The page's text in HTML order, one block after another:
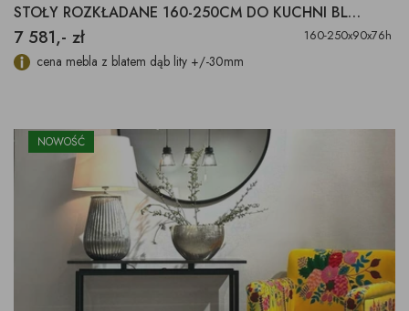
STOŁY ROZKŁADANE 160-250CM DO KUCHNI BLAT DĄB
7 581,- zł 160-250x90x76h
cena mebla z blatem dąb lity +/-30mm
NOWOŚĆ